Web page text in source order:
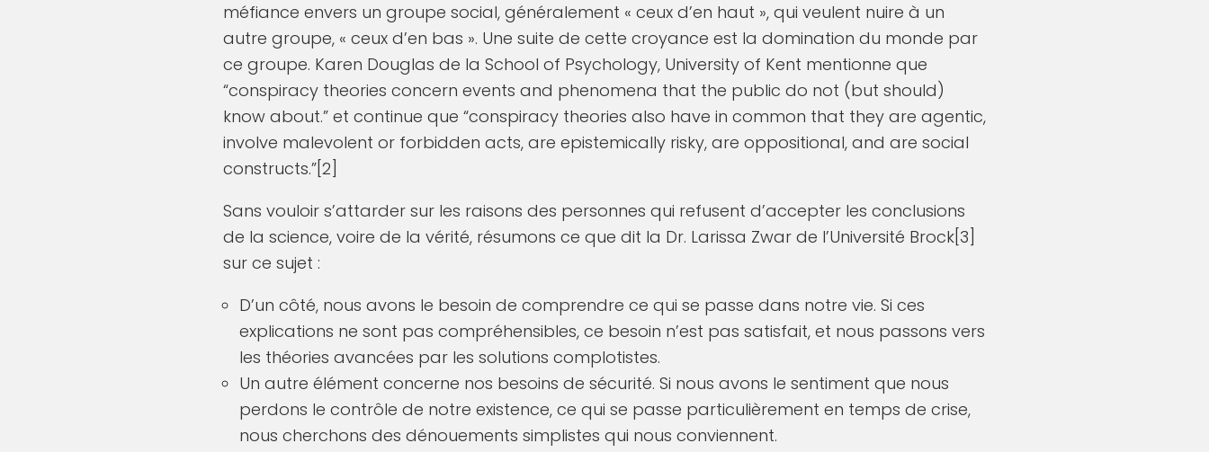
méfiance envers un groupe social, généralement « ceux d’en haut », qui veulent nuire à un
autre groupe, « ceux d’en bas ». Une suite de cette croyance est la domination du monde par
ce groupe. Karen Douglas de la School of Psychology, University of Kent mentionne que
“conspiracy theories concern events and phenomena that the public do not (but should)
know about.” et continue que “conspiracy theories also have in common that they are agentic,
involve malevolent or forbidden acts, are epistemically risky, are oppositional, and are social
constructs.”[2]
Sans vouloir s’attarder sur les raisons des personnes qui refusent d’accepter les conclusions
de la science, voire de la vérité, résumons ce que dit la Dr. Larissa Zwar de l’Université Brock[3]
sur ce sujet :
D’un côté, nous avons le besoin de comprendre ce qui se passe dans notre vie. Si ces
explications ne sont pas compréhensibles, ce besoin n’est pas satisfait, et nous passons vers
les théories avancées par les solutions complotistes.
Un autre élément concerne nos besoins de sécurité. Si nous avons le sentiment que nous
perdons le contrôle de notre existence, ce qui se passe particulièrement en temps de crise,
nous cherchons des dénouements simplistes qui nous conviennent.